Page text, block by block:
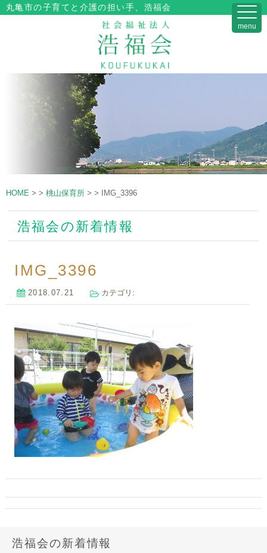
丸亀市の子育てと介護の担い手、浩福会
HOME > > 桃山保育所 > > IMG_3396
浩福会の新着情報
IMG_3396
2018.07.21 カテゴリ:
浩福会の新着情報
menu